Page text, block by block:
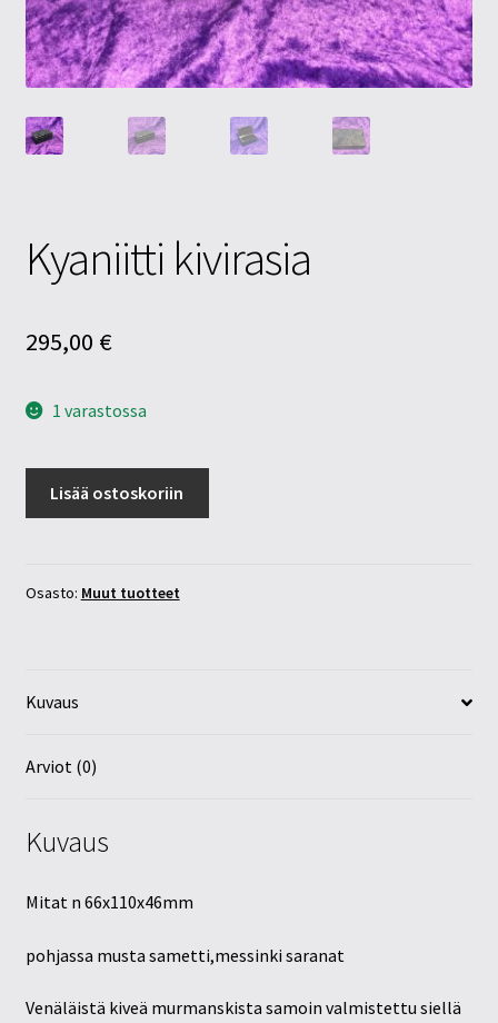
Tietosuojaseloste
Tuotteet
Yritysinfo
Kyaniitti kivirasia
295,00 €
1 varastossa
Lisää ostoskoriin
Osasto: Muut tuotteet
Kuvaus
Arviot (0)
Kuvaus
Mitat n 66x110x46mm
pohjassa musta sametti,messinki saranat
Venäläistä kiveä murmanskista samoin valmistettu siellä